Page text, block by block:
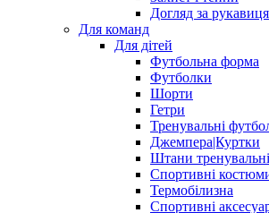
Догляд за
Для команд
Для дітей
Футбольна форма
Футболки
Шорти
Гетри
Тренувальні
Джемпера|Куртки
Штани тренувальні
Спортивні
Термобілизна
Спортивні